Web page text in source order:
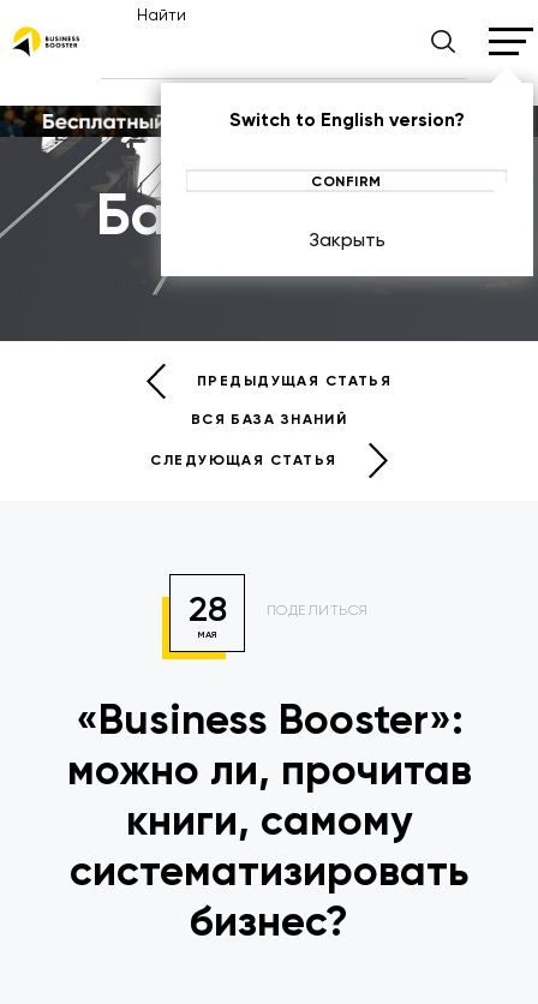
Найти
Switch to English version?
CONFIRM
Закрыть
База знаний
ПРЕДЫДУЩАЯ СТАТЬЯ
ВСЯ БАЗА ЗНАНИЙ
СЛЕДУЮЩАЯ СТАТЬЯ
28
МАЯ
ПОДЕЛИТЬСЯ
«Business Booster»:
можно ли, прочитав
книги, самому
систематизировать
бизнес?